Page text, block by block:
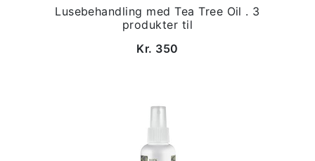
Lusebehandling med Tea Tree Oil . 3
produkter til
Kr. 350